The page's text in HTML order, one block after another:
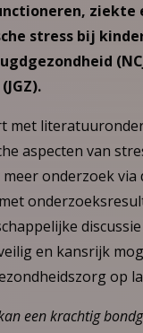
ziekte
stress bij
met
aspecten van
onderzoek
en kansrijk
op
een krachtig